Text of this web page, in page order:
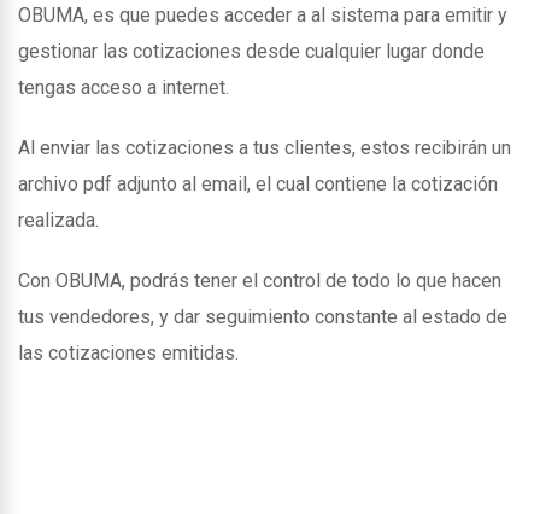
OBUMA, es que puedes acceder a al sistema para emitir y
gestionar las cotizaciones desde cualquier lugar donde
tengas acceso a internet.
Al enviar las cotizaciones a tus clientes, estos recibirán un
archivo pdf adjunto al email, el cual contiene la cotización
realizada.
Con OBUMA, podrás tener el control de todo lo que hacen
tus vendedores, y dar seguimiento constante al estado de
las cotizaciones emitidas.